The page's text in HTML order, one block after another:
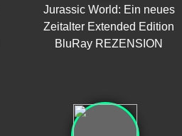
Jurassic World: Ein neues
Zeitalter Extended Edition
BluRay REZENSION